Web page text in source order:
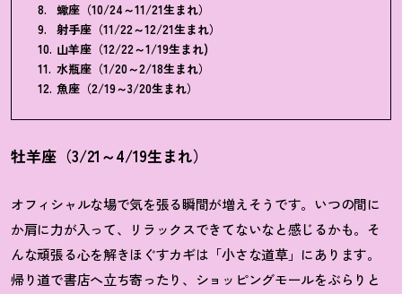
蠍座（10/24～11/21生まれ）
射手座（11/22～12/21生まれ）
山羊座（12/22～1/19生まれ)
水瓶座（1/20～2/18生まれ）
魚座（2/19～3/20生まれ）
牡羊座（3/21～4/19生まれ）
オフィシャルな場で気を張る瞬間が増えそうです。いつの間に
か肩に力が入って、リラックスできてないなと感じるかも。そ
んな頑張る心を解きほぐすカギは「小さな道草」にあります。
帰り道で書店へ立ち寄ったり、ショッピングモールをぶらりと